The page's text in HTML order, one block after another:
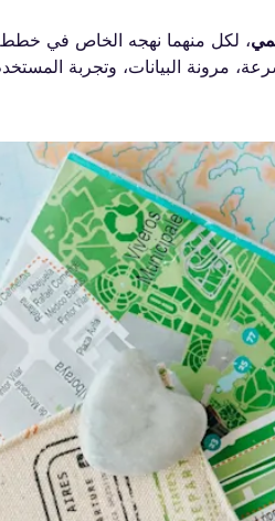
، لكل منهما نهجه الخاص في خطط